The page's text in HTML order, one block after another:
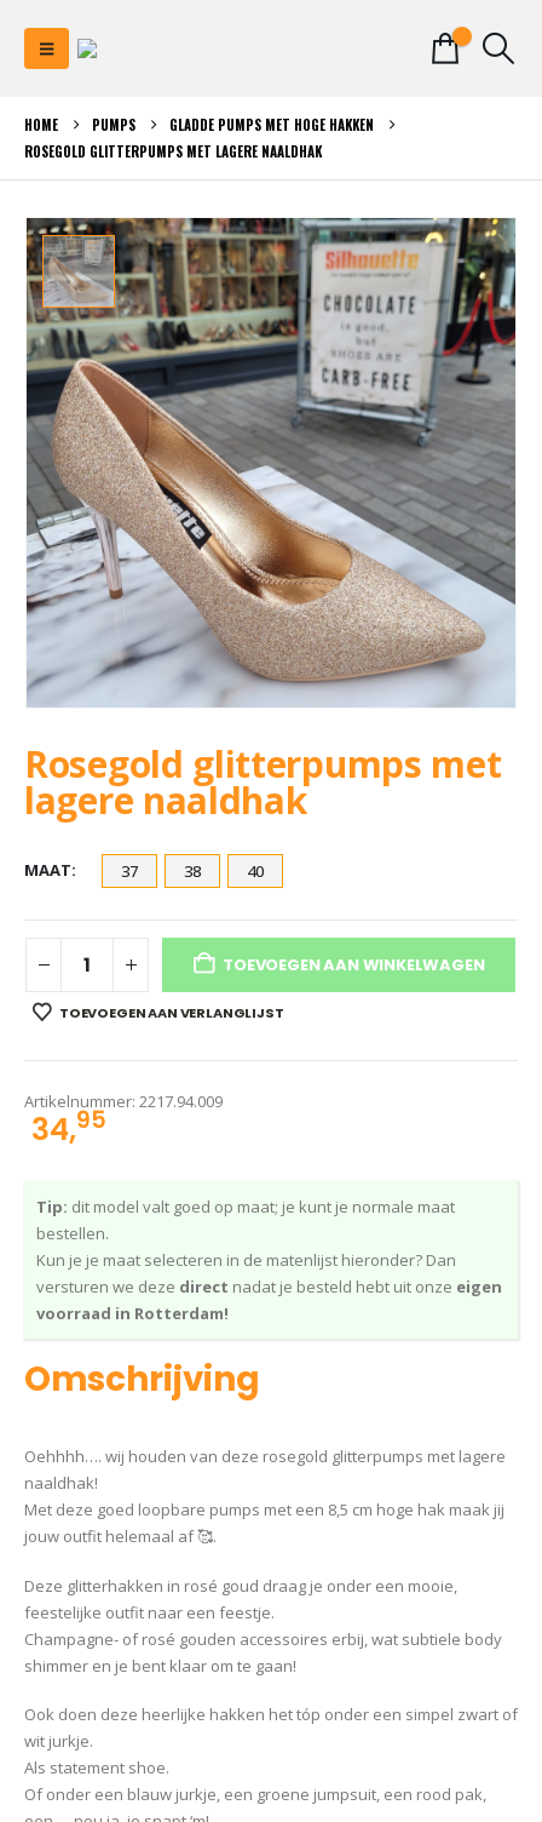
HOME PUMPS
GLADDE PUMPS MET HOGE HAKKEN
ROSEGOLD GLITTERPUMPS MET LAGERE NAALDHAK
Rosegold glitterpumps met
lagere naaldhak
MAAT 37 38 40
TOEVOEGEN AAN WINKELWAGEN
TOEVOEGEN AAN VERLANGLIJST
Artikelnummer: 2217.94.009
34,95
Tip: dit model valt goed op maat; je kunt je normale maat
bestellen.
Kun je je maat selecteren in de matenlijst hieronder? Dan
versturen we deze direct nadat je besteld hebt uit onze eigen
voorraad in Rotterdam!
Omschrijving
Oehhhh…. wij houden van deze rosegold glitterpumps met lagere
naaldhak!
Met deze goed loopbare pumps met een 8,5 cm hoge hak maak jij
jouw outfit helemaal af 🥰.
Deze glitterhakken in rosé goud draag je onder een mooie,
feestelijke outfit naar een feestje.
Champagne- of rosé gouden accessoires erbij, wat subtiele body
shimmer en je bent klaar om te gaan!
Ook doen deze heerlijke hakken het tóp onder een simpel zwart of
wit jurkje.
Als statement shoe.
Of onder een blauw jurkje, een groene jumpsuit, een rood pak,